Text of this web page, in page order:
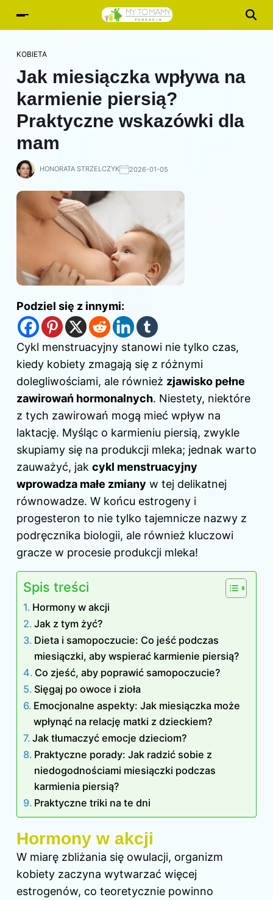
KOBIETA
Jak miesiączka wpływa na
karmienie piersią?
Praktyczne wskazówki dla
mam
HONORATA STRZELCZYK 2026-01-05
Podziel się z innymi:
Cykl menstruacyjny stanowi nie tylko czas,
kiedy kobiety zmagają się z różnymi
dolegliwościami, ale również zjawisko pełne
zawirowań hormonalnych. Niestety, niektóre
z tych zawirowań mogą mieć wpływ na
laktację. Myśląc o karmieniu piersią, zwykle
skupiamy się na produkcji mleka; jednak warto
zauważyć, jak cykl menstruacyjny
wprowadza małe zmiany w tej delikatnej
równowadze. W końcu estrogeny i
progesteron to nie tylko tajemnicze nazwy z
podręcznika biologii, ale również kluczowi
gracze w procesie produkcji mleka!
Spis treści
Hormony w akcji
Jak z tym żyć?
Dieta i samopoczucie: Co jeść podczas
miesiączki, aby wspierać karmienie piersią?
Co zjeść, aby poprawić samopoczucie?
Sięgaj po owoce i zioła
Emocjonalne aspekty: Jak miesiączka może
wpłynąć na relację matki z dzieckiem?
Jak tłumaczyć emocje dzieciom?
Praktyczne porady: Jak radzić sobie z
niedogodnościami miesiączki podczas
karmienia piersią?
Praktyczne triki na te dni
Hormony w akcji
W miarę zbliżania się owulacji, organizm
kobiety zaczyna wytwarzać więcej
estrogenów, co teoretycznie powinno